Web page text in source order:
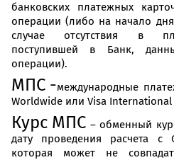
банковских платежных
операции (либо на начало
случае отсутствия в
поступившей в Банк,
операции).
МПС -международные
Worldwide или Visa International
Курс МПС – обменный
дату проведения расчета с
которая может не